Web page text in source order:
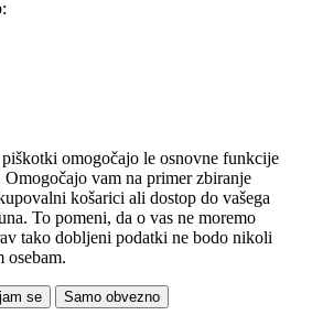
omogočajo le osnovne funkcije
Omogočajo vam na primer zbiranje
košarici ali dostop do vašega
To pomeni, da o vas ne moremo
tako dobljeni podatki ne bodo nikoli
osebam.
se Samo obvezno